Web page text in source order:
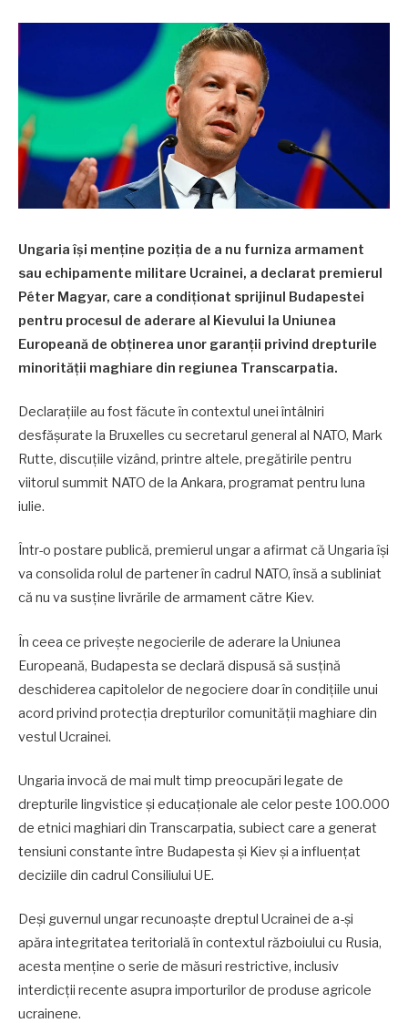
Ungaria își menține poziția de a nu furniza armament
sau echipamente militare Ucrainei, a declarat premierul
Péter Magyar, care a condiționat sprijinul Budapestei
pentru procesul de aderare al Kievului la Uniunea
Europeană de obținerea unor garanții privind drepturile
minorității maghiare din regiunea Transcarpatia.
Declarațiile au fost făcute în contextul unei întâlniri
desfășurate la Bruxelles cu secretarul general al NATO, Mark
Rutte, discuțiile vizând, printre altele, pregătirile pentru
viitorul summit NATO de la Ankara, programat pentru luna
iulie.
Într-o postare publică, premierul ungar a afirmat că Ungaria își
va consolida rolul de partener în cadrul NATO, însă a subliniat
că nu va susține livrările de armament către Kiev.
În ceea ce privește negocierile de aderare la Uniunea
Europeană, Budapesta se declară dispusă să susțină
deschiderea capitolelor de negociere doar în condițiile unui
acord privind protecția drepturilor comunității maghiare din
vestul Ucrainei.
Ungaria invocă de mai mult timp preocupări legate de
drepturile lingvistice și educaționale ale celor peste 100.000
de etnici maghiari din Transcarpatia, subiect care a generat
tensiuni constante între Budapesta și Kiev și a influențat
deciziile din cadrul Consiliului UE.
Deși guvernul ungar recunoaște dreptul Ucrainei de a-și
apăra integritatea teritorială în contextul războiului cu Rusia,
acesta menține o serie de măsuri restrictive, inclusiv
interdicții recente asupra importurilor de produse agricole
ucrainene.